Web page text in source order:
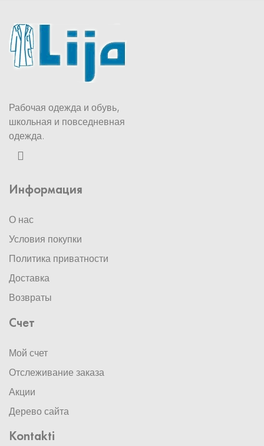
Рабочая одежда и обувь,
школьная и повседневная
одежда.
Информация
О нас
Условия покупки
Политика приватности
Доставка
Возвраты
Счет
Мой счет
Отслеживание заказа
Акции
Дерево сайта
Kontakti